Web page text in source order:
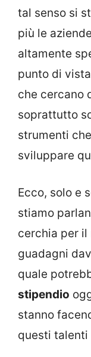
tal senso si
più le
altamente
punto di
che cercano
soprattutto
strumenti
sviluppare
Ecco, solo e
stiamo
cerchia per il
guadagni
quale
stipendio
stanno
questi talenti